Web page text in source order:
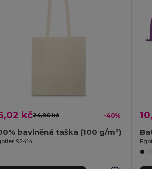
kč24,96 kč -40%
bavlněná taška (100 g/m²)
92414